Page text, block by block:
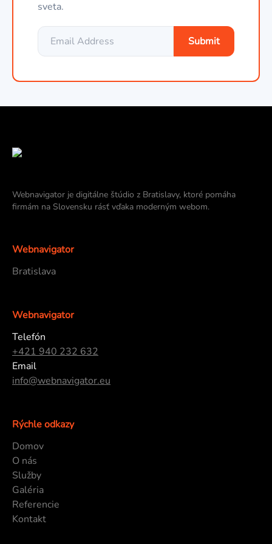
sveta.
Submit
Webnavigator je digitálne štúdio z Bratislavy, ktoré pomáha
firmám na Slovensku rásť vďaka moderným webom.
Webnavigator
Bratislava
Webnavigator
Telefón
+421 940 232 632
Email
info@webnavigator.eu
Rýchle odkazy
Domov
O nás
Služby
Galéria
Referencie
Kontakt